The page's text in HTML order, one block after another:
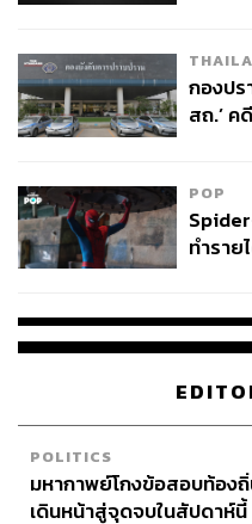
กองปร
สถ.’
POP
ทำราย
POLITICS
มหากาพย์โกงข้อสอบท้อง
เดินหน้าสู่จุดจบในสัปดาห์นี้